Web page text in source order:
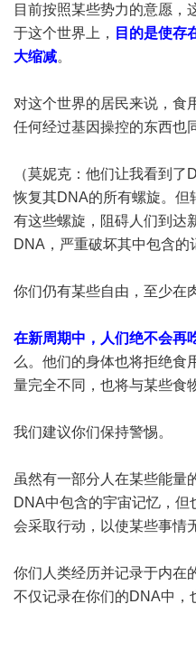
目前按照某些势力的意愿，
于这个世界上，
目的是使存
大缩减。
对这个世界的居民来说，食
任何经过基因操控的东西也
（莫妮克：他们让我看到
恢复其DNA的所有螺旋。但
有这些螺旋，阻碍人们到达
DNA，严重破坏其中包含的
你们仍有某些自由，至少在
在新周期中，人们绝不会再
么。他们的身体也将拒绝食
量完全不同，也将与某些食
我们建议你们保持警惕。
虽然有一部分人在某些能量
DNA中包含的宇宙记忆，
会采取行动，以使某些事情
你们人类经历并记录于内在
不仅记录在你们的DNA中，